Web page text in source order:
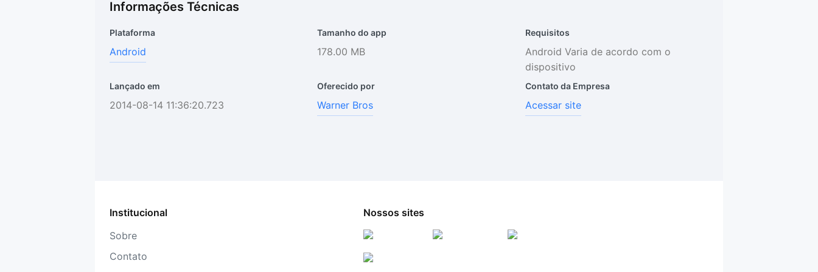
Informações Técnicas
Plataforma
Android
Tamanho do app
178.00 MB
Requisitos
Android Varia de acordo com o
dispositivo
Lançado em
2014-08-14 11:36:20.723
Oferecido por
Warner Bros
Contato da Empresa
Acessar site
Institucional
Sobre
Contato
Nossos sites